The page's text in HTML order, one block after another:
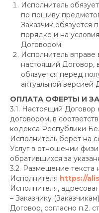
Исполнитель
по пошиву
Заказчик обязуется
порядке и на
Договором.
Исполнитель вправе
настоящий Договор,
обязуется перед
актуальной версией
ОПЛАТА ОФЕРТЫ И
3.1. Настоящий Договор
договором, в
кодекса Республики
Исполнитель берет на
Услуг в отношении
обратившихся за
3.2. Размещение текста
Исполнителя https://
Исполнителя,
– Заказчику
Договор, согласно п.2.